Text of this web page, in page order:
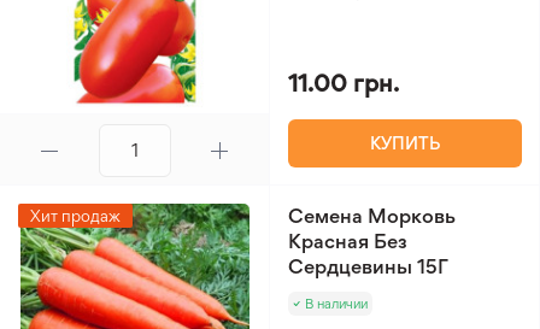
11.00 грн.
КУПИТЬ
Хит продаж
Семена Морковь
Красная Без
Сердцевины 15Г
В наличии